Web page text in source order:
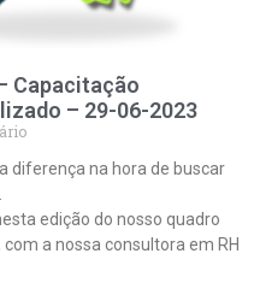
Capacitação
– 29-06-2023
diferença na hora de buscar
edição do nosso quadro
a nossa consultora em RH